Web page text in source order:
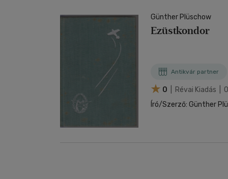
Günther Plüschow
Ezüstkondor
Antikvár partner
0
| Révai Kiadás | 0
Író/Szerző: Günther